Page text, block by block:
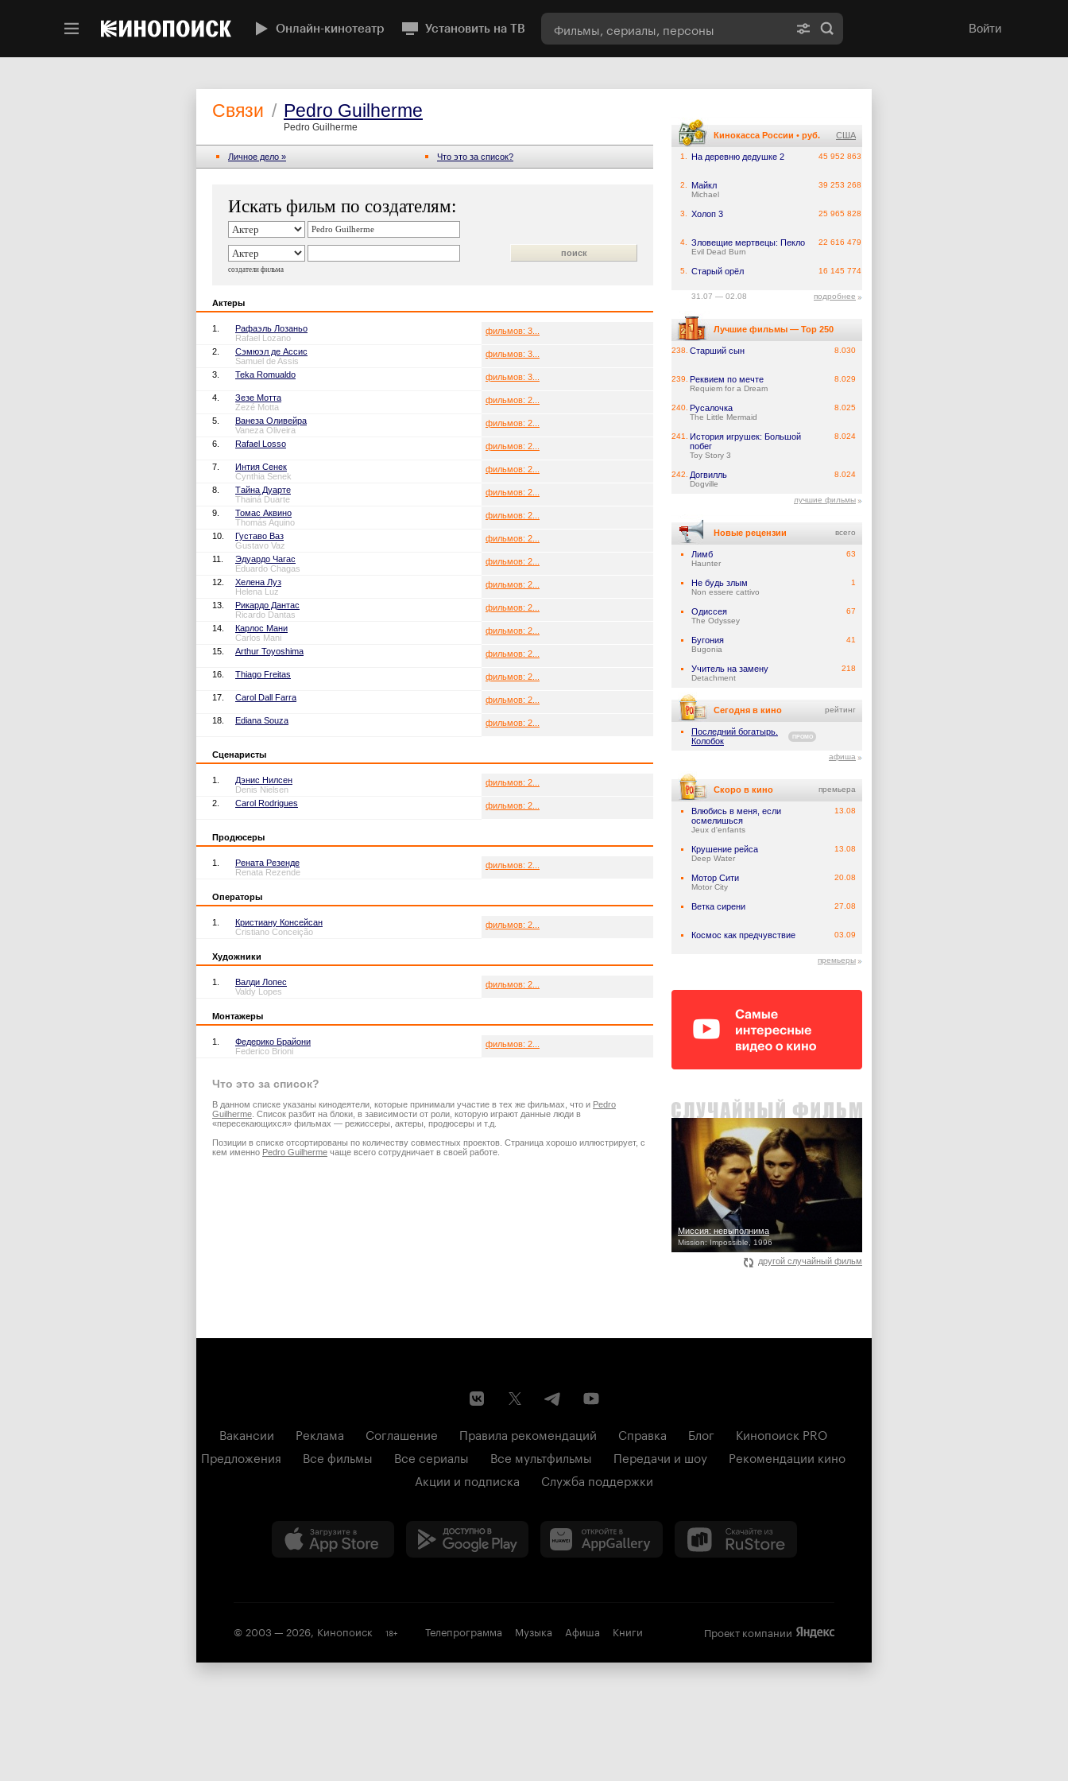
Онлайн-кинотеатр Установить на ТВ Войти
Связи / Pedro Guilherme
Pedro Guilherme
Личное дело » Что это за список?
Искать фильм по создателям:
создатели фильма
Актеры
1.
Рафаэль Лозаньо
Rafael Lozano
фильмов: 3...
2.
Сэмюэл де Ассис
Samuel de Assis
фильмов: 3...
3. Teka Romualdo фильмов: 3...
4.
Зезе Мотта
Zezé Motta
фильмов: 2...
5.
Ванеза Оливейра
Vaneza Oliveira
фильмов: 2...
6. Rafael Losso фильмов: 2...
7.
Интия Сенек
Cynthia Senek
фильмов: 2...
8.
Тайна Дуарте
Thainá Duarte
фильмов: 2...
9.
Томас Аквино
Thomás Aquino
фильмов: 2...
10.
Густаво Ваз
Gustavo Vaz
фильмов: 2...
11.
Эдуардо Чагас
Eduardo Chagas
фильмов: 2...
12.
Хелена Луз
Helena Luz
фильмов: 2...
13.
Рикардо Дантас
Ricardo Dantas
фильмов: 2...
14.
Карлос Мани
Carlos Mani
фильмов: 2...
15. Arthur Toyoshima фильмов: 2...
16. Thiago Freitas фильмов: 2...
17. Carol Dall Farra фильмов: 2...
18. Ediana Souza фильмов: 2...
Сценаристы
1.
Дэнис Нилсен
Denis Nielsen
фильмов: 2...
2. Carol Rodrigues фильмов: 2...
Продюсеры
1.
Рената Резенде
Renata Rezende
фильмов: 2...
Операторы
1.
Кристиану Консейсан
Cristiano Conceição
фильмов: 2...
Художники
1.
Валди Лопес
Valdy Lopes
фильмов: 2...
Монтажеры
1.
Федерико Брайони
Federico Brioni
фильмов: 2...
Что это за список?
В данном списке указаны кинодеятели, которые принимали участие в тех же фильмах, что и Pedro
Guilherme . Список разбит на блоки, в зависимости от роли, которую играют данные люди в
«пересекающихся» фильмах — режиссеры, актеры, продюсеры и т.д.
Позиции в списке отсортированы по количеству совместных проектов. Страница хорошо иллюстрирует, с
кем именно Pedro Guilherme чаще всего сотрудничает в своей работе.
Кинокасса России • руб. США
1. На деревню дедушке 2 45 952 863
2. Майкл
Michael
39 253 268
3. Холоп 3 25 965 828
4. Зловещие мертвецы: Пекло
Evil Dead Burn
22 616 479
5. Старый орёл 16 145 774
31.07 — 02.08 подробнее
Лучшие фильмы — Top 250
238. Старший сын 8.030
239. Реквием по мечте
Requiem for a Dream
8.029
240. Русалочка
The Little Mermaid
8.025
241.
История игрушек: Большой
побег
Toy Story 3
8.024
242. Догвилль
Dogville
8.024
лучшие фильмы
Новые рецензии всего
Лимб
Haunter
63
Не будь злым
Non essere cattivo
1
Одиссея
The Odyssey
67
Бугония
Bugonia
41
Учитель на замену
Detachment
218
Сегодня в кино рейтинг
Последний богатырь.
Колобок
ПРОМО
афиша
Скоро в кино премьера
Влюбись в меня, если
осмелишься
Jeux d'enfants
13.08
Крушение рейса
Deep Water
13.08
Мотор Сити
Motor City
20.08
Ветка сирени 27.08
Космос как предчувствие 03.09
премьеры
Миссия: невыполнима
Mission: Impossible, 1996
другой случайный фильм
Вакансии Реклама Соглашение Правила рекомендаций Справка Блог
Кинопоиск PRO
Предложения
Все фильмы Все сериалы Все мультфильмы Передачи и шоу
Рекомендации кино
Акции и подписка
Служба поддержки
© 2003 — 2026, Кинопоиск 18+ Телепрограмма Музыка Афиша Книги Проект компании